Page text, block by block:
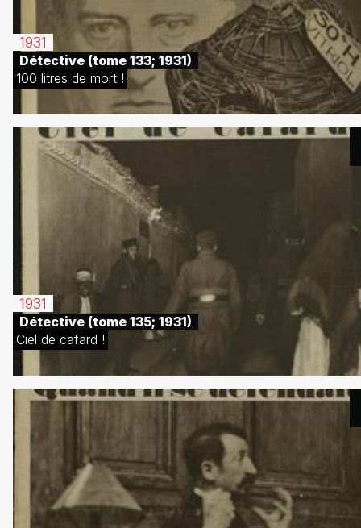
1931
Détective (tome 133; 1931)
100 litres de mort !
1931
Détective (tome 135; 1931)
Ciel de cafard !